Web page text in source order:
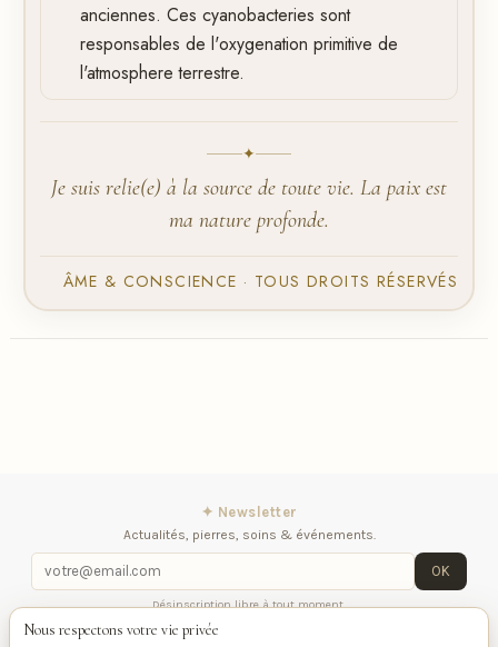
anciennes. Ces cyanobacteries sont
responsables de l'oxygenation primitive de
l'atmosphere terrestre.
✦
Je suis relie(e) à la source de toute vie. La paix est
ma nature profonde.
ÂME & CONSCIENCE · TOUS DROITS RÉSERVÉS
✦ Newsletter
Actualités, pierres, soins & événements.
OK
Désinscription libre à tout moment.
iqitlinksmanager module
Nous respectons votre vie privée